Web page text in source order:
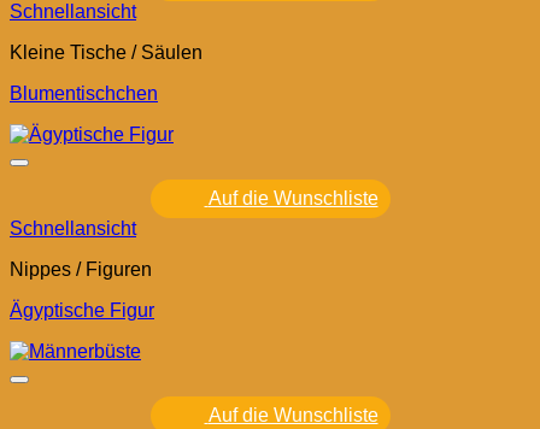
Schnellansicht
Kleine Tische / Säulen
Blumentischchen
Auf die Wunschliste
Schnellansicht
Nippes / Figuren
Ägyptische Figur
Auf die Wunschliste